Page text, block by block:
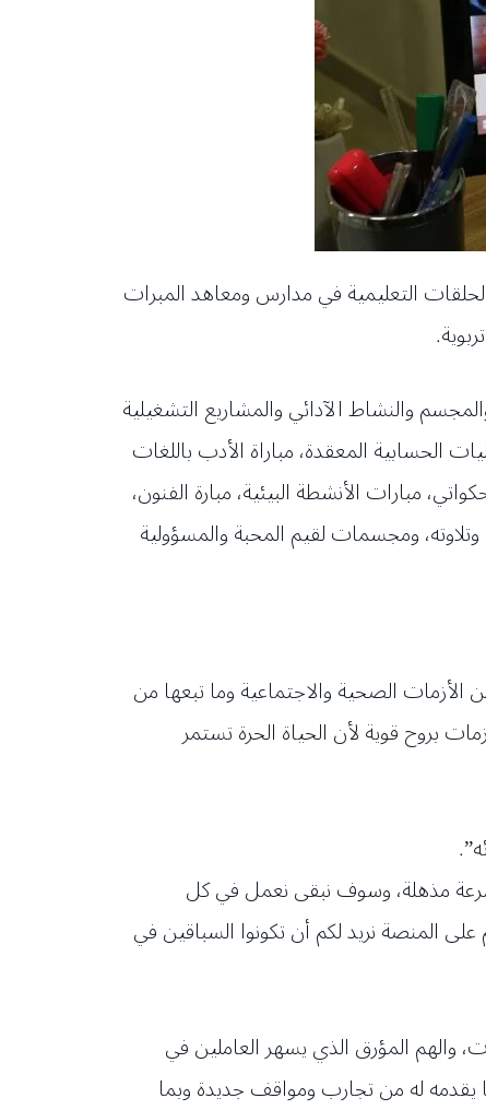
الربيع للعام 2021، بمشاركة 2036 طالبا وطالبة من كل الحلقات التعليمية في مدارس ومعاهد المبرات
والنشاط الآدائي والمشاريع التشغيلية
الحسابية المعقدة، مباراة الأدب باللغات
مبارات الأنشطة البيئية، مبارة الفنون،
ومجسمات لقيم المحبة والمسؤولية
الأزمات الصحية والاجتماعية وما تبعها من
بروح قوية لأن الحياة الحرة تستمر
مذهلة، وسوف نبقى نعمل في كل
المنصة نريد لكم أن تكونوا السباقين في
والهم المؤرق الذي يسهر العاملين في
له من تجارب ومواقف جديدة وبما